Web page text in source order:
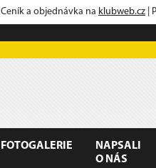
Ceník a objednávka na klubweb.cz |
FOTOGALERIE
NAPSALI
O NÁS